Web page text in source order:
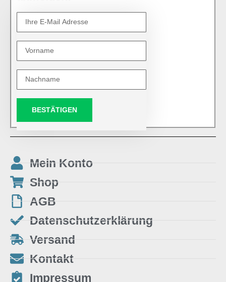
BESTÄTIGEN
Mein Konto
Shop
AGB
Datenschutzerklärung
Versand
Kontakt
Impressum